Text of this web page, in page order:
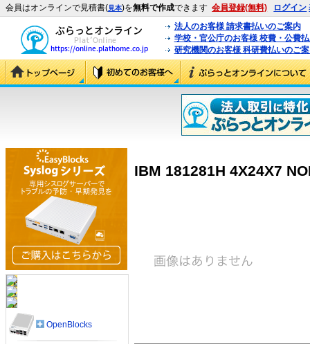
会員はオンラインで見積書(見本)を無料で作成できます 会員登録(無料) ログイン
法人のお客様 請求書払いのご案内
学校・官公庁のお客様 校費・公費
研究機関のお客様 科研費払いのご
IBM 181281H 4X24X7
OpenBlocks